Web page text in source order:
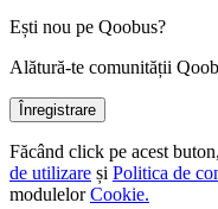
Ești nou pe Qoobus?
Alătură-te comunității
Înregistrare
Făcând click pe acest
de utilizare și Politica de
modulelor Cookie.